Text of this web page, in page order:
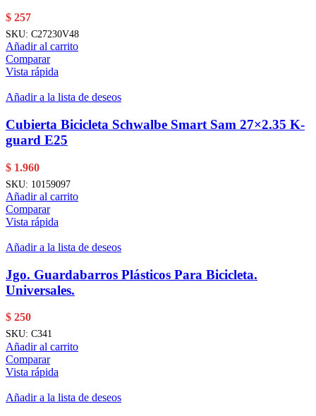
$ 257
SKU: C27230V48
Añadir al carrito
Comparar
Vista rápida
Añadir a la lista de deseos
Cubierta Bicicleta Schwalbe Smart Sam 27×2.35 K-
guard E25
$ 1.960
SKU: 10159097
Añadir al carrito
Comparar
Vista rápida
Añadir a la lista de deseos
Jgo. Guardabarros Plásticos Para Bicicleta.
Universales.
$ 250
SKU: C341
Añadir al carrito
Comparar
Vista rápida
Añadir a la lista de deseos